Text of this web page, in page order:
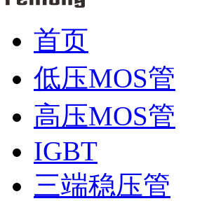
首页
低压MOS管
高压MOS管
IGBT
三端稳压管